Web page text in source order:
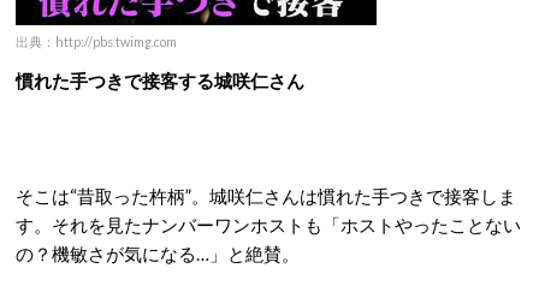
出典：http://pbs.twimg.com
慣れた手つきで接客する城咲仁さん
そこは“昔取った杵柄”。城咲仁さんは慣れた手つきで接客しま
す。それを見たナンバーワンホストも「ホストやったことない
の？機敏さが気になる…」と絶賛。